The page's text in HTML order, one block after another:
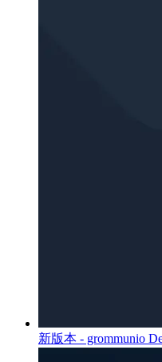
新版本 - grommunio